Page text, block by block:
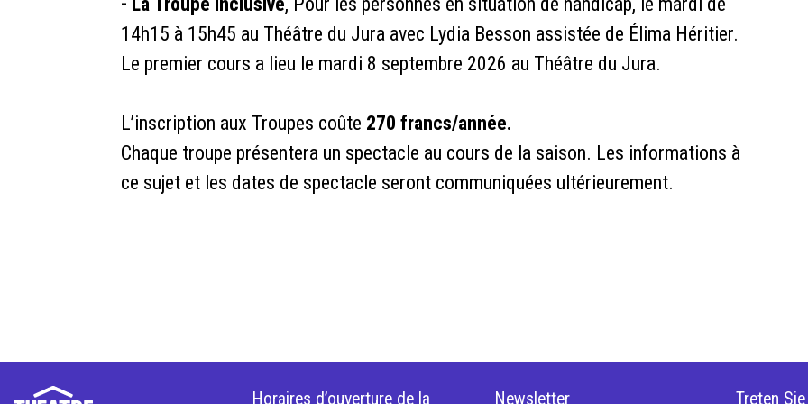
14h15 à 15h45 au Théâtre du Jura avec Lydia Besson assistée de Élima Héritier.
Le premier cours a lieu le mardi 8 septembre 2026 au Théâtre du Jura.
L’inscription aux Troupes coûte 270 francs/année.
Chaque troupe présentera un spectacle au cours de la saison. Les informations à
ce sujet et les dates de spectacle seront communiquées ultérieurement.
Horaires d’ouverture de la Newsletter Treten